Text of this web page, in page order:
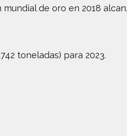
de oro en 2018
toneladas) para 2023.